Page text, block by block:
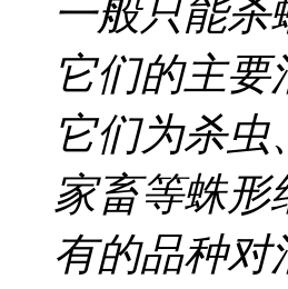
一般只能
它们的主
它们为杀
家畜等蛛形
有的品种对